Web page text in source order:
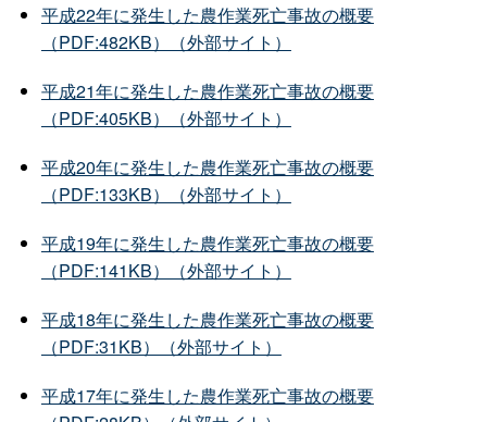
平成22年に発生した農作業死亡事故の概要
（PDF:482KB）（外部サイト）
平成21年に発生した農作業死亡事故の概要
（PDF:405KB）（外部サイト）
平成20年に発生した農作業死亡事故の概要
（PDF:133KB）（外部サイト）
平成19年に発生した農作業死亡事故の概要
（PDF:141KB）（外部サイト）
平成18年に発生した農作業死亡事故の概要
（PDF:31KB）（外部サイト）
平成17年に発生した農作業死亡事故の概要